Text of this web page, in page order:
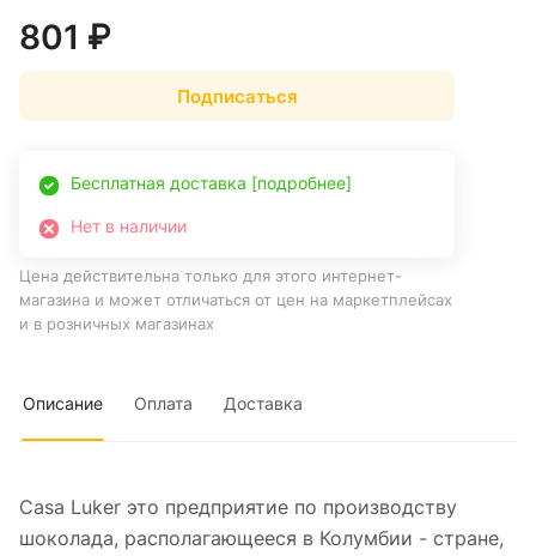
801 ₽
Подписаться
Бесплатная доставка [подробнее]
Нет в наличии
Цена действительна только для этого интернет-
магазина и может отличаться от цен на маркетплейсах
и в розничных магазинах
Описание Оплата Доставка
Casa Luker это предприятие по производству
шоколада, располагающееся в Колумбии - стране,